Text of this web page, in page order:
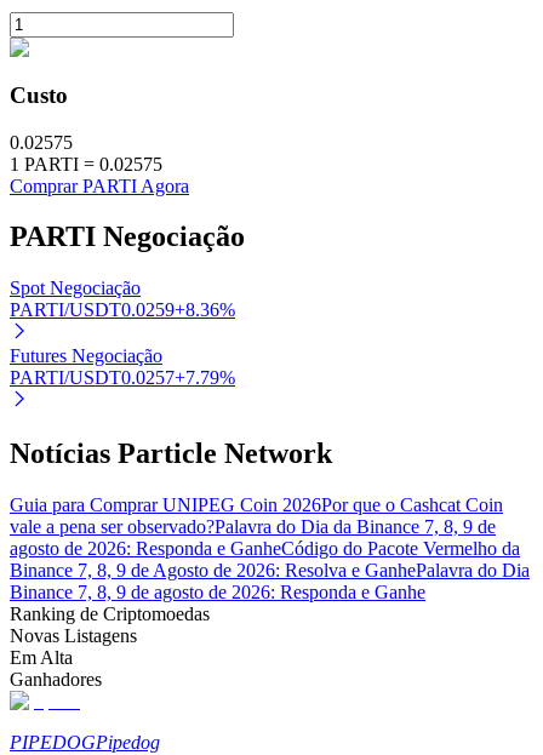
Aprenda como ganhar renda passiva
Bitrue
Parceiros Bitrue
Afiliados Bitrue
Até 65% de comissões!
Custo
0.02575
1 PARTI = 0.02575
Comprar PARTI Agora
PARTI Negociação
Spot Negociação
PARTI/USDT0.0259+8.36%
Futures Negociação
PARTI/USDT0.0257+7.79%
Notícias Particle Network
Guia para Comprar UNIPEG Coin 2026Por que o Cashcat Coin
vale a pena ser observado?Palavra do Dia da Binance 7, 8, 9 de
agosto de 2026: Responda e GanheCódigo do Pacote Vermelho da
Binance 7, 8, 9 de Agosto de 2026: Resolva e GanhePalavra do Dia
Binance 7, 8, 9 de agosto de 2026: Responda e Ganhe
Ranking de Criptomoedas
Novas Listagens
Em Alta
Ganhadores
PIPEDOGPipedog